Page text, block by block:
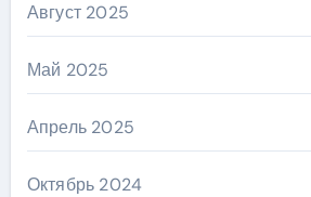
Август 2025
Май 2025
Апрель 2025
Октябрь 2024